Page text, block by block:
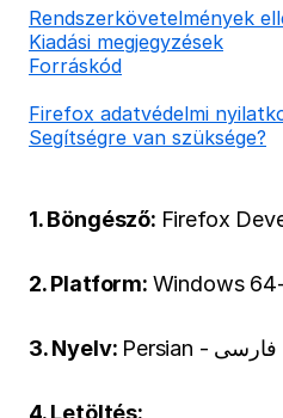
Rendszerkövetelmények
Kiadási megjegyzések
Forráskód
Firefox adatvédelmi
Segítségre van szüksége?
1. Böngésző: Firefox
2. Platform: Windows
3. Nyelv: Persian - فارسی
4. Letöltés: